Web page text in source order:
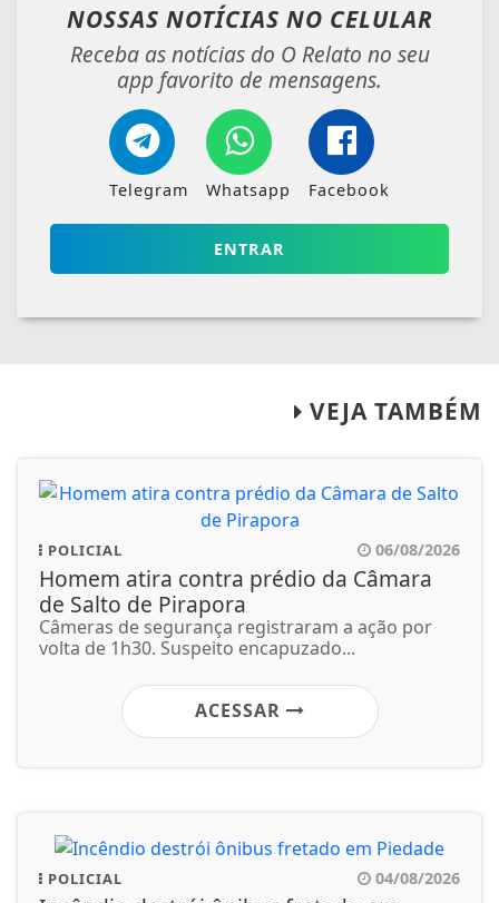
NOSSAS NOTÍCIAS NO CELULAR
Receba as notícias do O Relato no seu
app favorito de mensagens.
Telegram Whatsapp Facebook
ENTRAR
VEJA TAMBÉM
POLICIAL 06/08/2026
Homem atira contra prédio da Câmara
de Salto de Pirapora
Câmeras de segurança registraram a ação por
volta de 1h30. Suspeito encapuzado...
ACESSAR
POLICIAL 04/08/2026